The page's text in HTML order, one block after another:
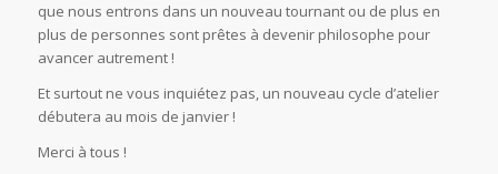
que nous entrons dans un nouveau tournant ou de plus en
plus de personnes sont prêtes à devenir philosophe pour
avancer autrement !
Et surtout ne vous inquiétez pas, un nouveau cycle d’atelier
débutera au mois de janvier !
Merci à tous !